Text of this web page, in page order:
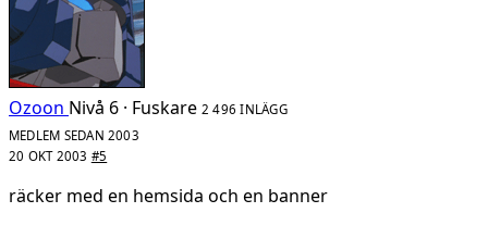
Ozoon Nivå 6 · Fuskare 2 496 INLÄGG
MEDLEM SEDAN 2003
20 OKT 2003 #5
räcker med en hemsida och en banner